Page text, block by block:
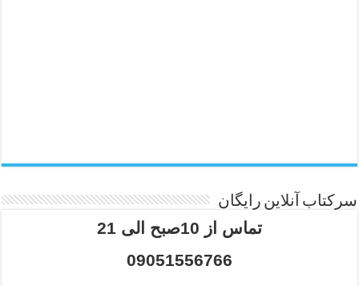
سرکتاب آنلاین رایگان
تماس از 10صبح الی 21
09051556766